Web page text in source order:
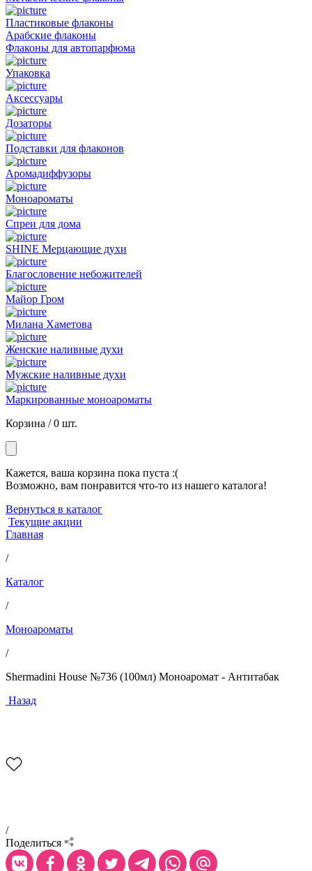
Пластиковые флаконы
Арабские флаконы
Флаконы для автопарфюма
Упаковка
Аксессуары
Дозаторы
Подставки для флаконов
Аромадиффузоры
Моноароматы
Спреи для дома
SHINE Мерцающие духи
Благословение небожителей
Майор Гром
Милана Хаметова
Женские наливные духи
Мужские наливные духи
Маркированные моноароматы
Корзина /0 шт.
Кажется, ваша корзина пока пуста :(
Возможно, вам понравится что-то из нашего каталога!
Вернуться в каталог
Текущие акции
Главная
/
Каталог
/
Моноароматы
/
Shermadini House №736 (100мл) Моноаромат - Антитабак
Назад
/
Поделиться